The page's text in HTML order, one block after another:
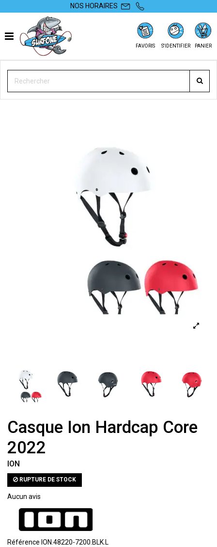
NOS HORAIRES
FAVORIS S'IDENTIFIER PANIER
CASQUE RIGIDE
CASQUE ION HARDCAP CORE 2022
Casque Ion Hardcap Core
2022
ION
RUPTURE DE STOCK
Aucun avis
Référence ION.48220-7200.BLK.L